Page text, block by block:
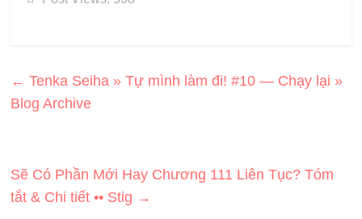
← Tenka Seiha » Tự mình làm đi! #10 — Chạy lại »
Blog Archive
Sẽ Có Phần Mới Hay Chương 111 Liên Tục? Tóm
tắt & Chi tiết •• Stig →